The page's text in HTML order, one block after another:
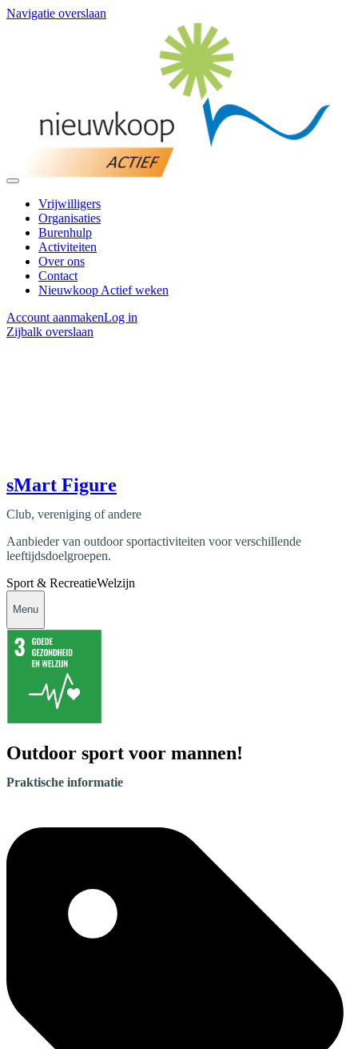
Navigatie overslaan
Vrijwilligers
Organisaties
Burenhulp
Activiteiten
Over ons
Contact
Nieuwkoop Actief weken
Account aanmakenLog in
Zijbalk overslaan
sMart Figure
Club, vereniging of andere
Aanbieder van outdoor sportactiviteiten voor verschillende
leeftijdsdoelgroepen.
Sport & RecreatieWelzijn
Menu
Outdoor sport voor mannen!
Praktische informatie